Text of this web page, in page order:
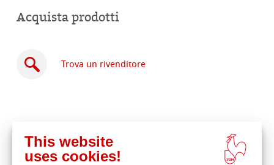
Acquista prodotti
Trova un rivenditore
Acquista
online
This website
uses cookies!